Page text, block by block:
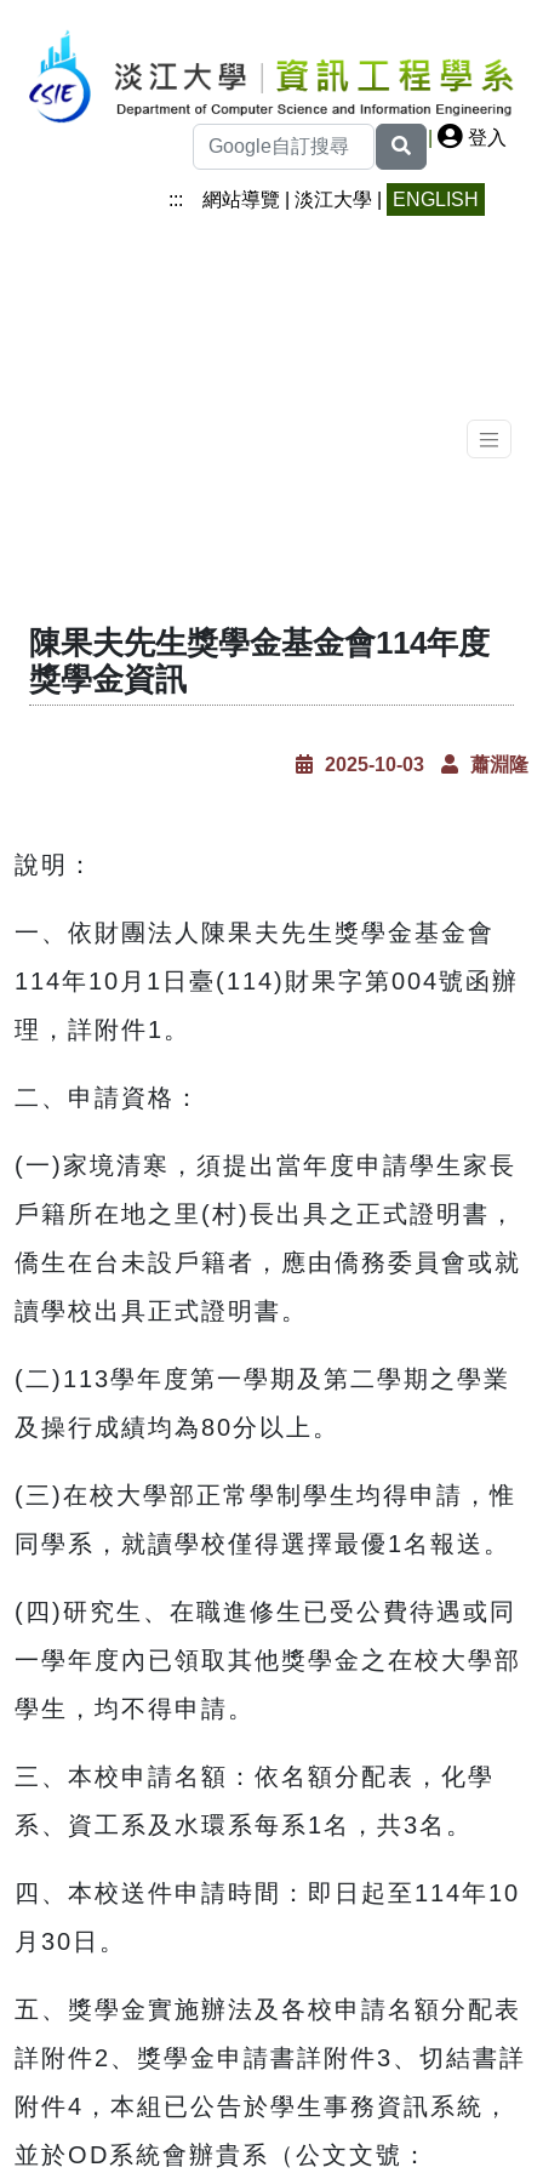
| 登入
::: 網站導覽 淡江大學 ENGLISH
陳果夫先生獎學金基金會114年度
獎學金資訊
2025-10-03 蕭淵隆
說明：
一、依財團法人陳果夫先生獎學金基金會
114年10月1日臺(114)財果字第004號函辦
理，詳附件1。
二、申請資格：
(一)家境清寒，須提出當年度申請學生家長
戶籍所在地之里(村)長出具之正式證明書，
僑生在台未設戶籍者，應由僑務委員會或就
讀學校出具正式證明書。
(二)113學年度第一學期及第二學期之學業
及操行成績均為80分以上。
(三)在校大學部正常學制學生均得申請，惟
同學系，就讀學校僅得選擇最優1名報送。
(四)研究生、在職進修生已受公費待遇或同
一學年度內已領取其他獎學金之在校大學部
學生，均不得申請。
三、本校申請名額：依名額分配表，化學
系、資工系及水環系每系1名，共3名。
四、本校送件申請時間：即日起至114年10
月30日。
五、獎學金實施辦法及各校申請名額分配表
詳附件2、獎學金申請書詳附件3、切結書詳
附件4，本組已公告於學生事務資訊系統，
並於OD系統會辦貴系（公文文號：